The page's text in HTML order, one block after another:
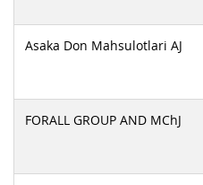
Asaka Don Mahsulotlari AJ
FORALL GROUP AND MChJ